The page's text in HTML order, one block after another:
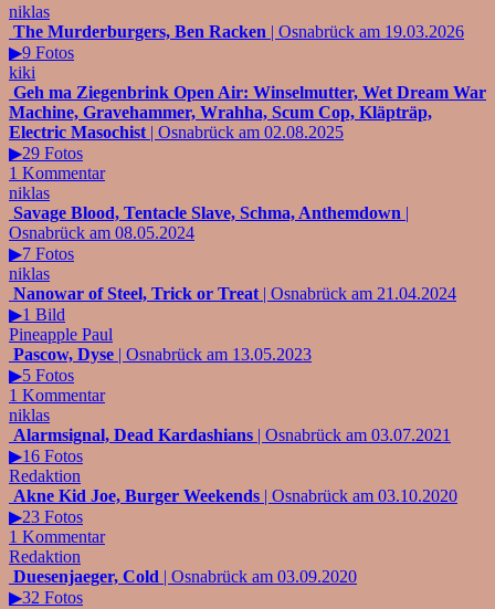
niklas
The Murderburgers, Ben Racken | Osnabrück am 19.03.2026
▶9 Fotos
kiki
Geh ma Ziegenbrink Open Air: Winselmutter, Wet Dream War
Machine, Gravehammer, Wrahha, Scum Cop, Kläpträp,
Electric Masochist | Osnabrück am 02.08.2025
▶29 Fotos
1 Kommentar
niklas
Savage Blood, Tentacle Slave, Schma, Anthemdown |
Osnabrück am 08.05.2024
▶7 Fotos
niklas
Nanowar of Steel, Trick or Treat | Osnabrück am 21.04.2024
▶1 Bild
Pineapple Paul
Pascow, Dyse | Osnabrück am 13.05.2023
▶5 Fotos
1 Kommentar
niklas
Alarmsignal, Dead Kardashians | Osnabrück am 03.07.2021
▶16 Fotos
Redaktion
Akne Kid Joe, Burger Weekends | Osnabrück am 03.10.2020
▶23 Fotos
1 Kommentar
Redaktion
Duesenjaeger, Cold | Osnabrück am 03.09.2020
▶32 Fotos